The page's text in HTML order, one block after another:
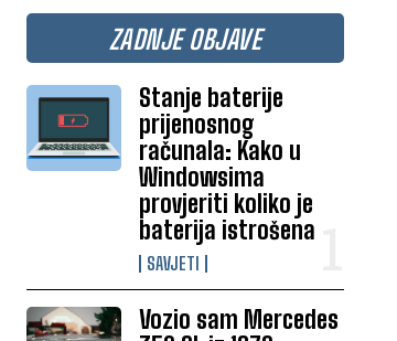
ZADNJE OBJAVE
Stanje baterije
prijenosnog
računala: Kako u
Windowsima
provjeriti koliko je
baterija istrošena
SAVJETI
Vozio sam Mercedes